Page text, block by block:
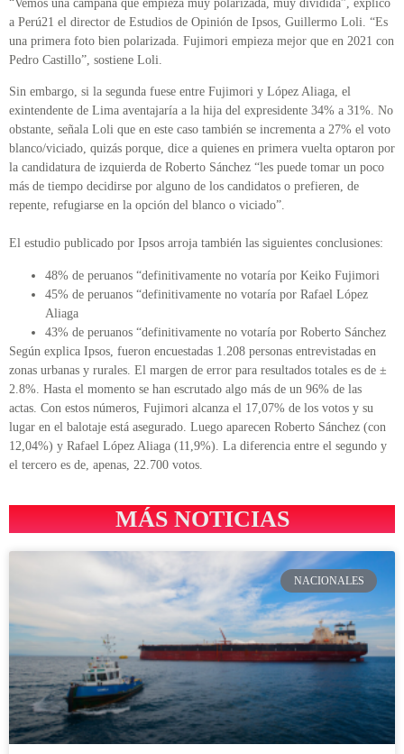
“Vemos una campaña que empieza muy polarizada, muy dividida”, explicó
a Perú21 el director de Estudios de Opinión de Ipsos, Guillermo Loli. “Es
una primera foto bien polarizada. Fujimori empieza mejor que en 2021 con
Pedro Castillo”, sostiene Loli.
Sin embargo, si la segunda fuese entre Fujimori y López Aliaga, el
exintendente de Lima aventajaría a la hija del expresidente 34% a 31%. No
obstante, señala Loli que en este caso también se incrementa a 27% el voto
blanco/viciado, quizás porque, dice a quienes en primera vuelta optaron por
la candidatura de izquierda de Roberto Sánchez “les puede tomar un poco
más de tiempo decidirse por alguno de los candidatos o prefieren, de
repente, refugiarse en la opción del blanco o viciado”.
El estudio publicado por Ipsos arroja también las siguientes conclusiones:
48% de peruanos “definitivamente no votaría por Keiko Fujimori
45% de peruanos “definitivamente no votaría por Rafael López
Aliaga
43% de peruanos “definitivamente no votaría por Roberto Sánchez
Según explica Ipsos, fueron encuestadas 1.208 personas entrevistadas en
zonas urbanas y rurales. El margen de error para resultados totales es de ±
2.8%. Hasta el momento se han escrutado algo más de un 96% de las
actas. Con estos números, Fujimori alcanza el 17,07% de los votos y su
lugar en el balotaje está asegurado. Luego aparecen Roberto Sánchez (con
12,04%) y Rafael López Aliaga (11,9%). La diferencia entre el segundo y
el tercero es de, apenas, 22.700 votos.
MÁS NOTICIAS
NACIONALES